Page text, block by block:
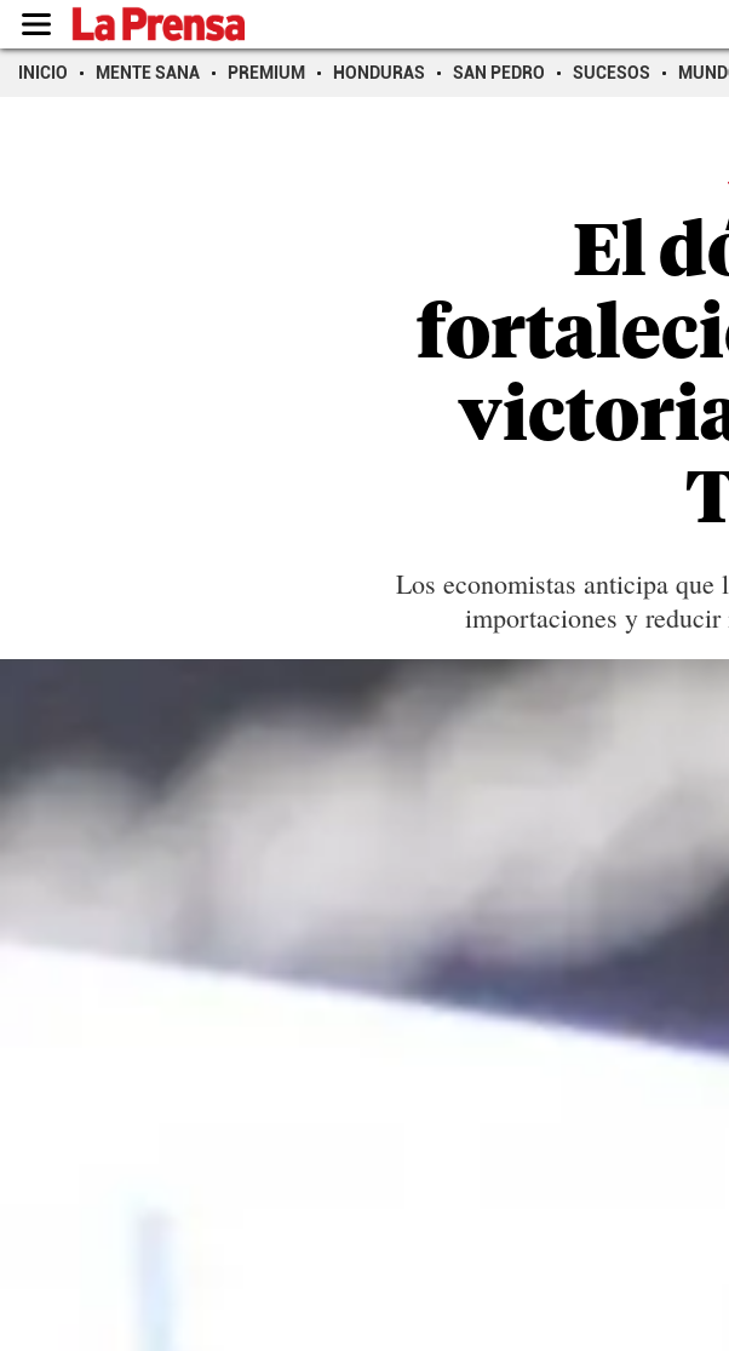
INICIO MENTE SANA PREMIUM HONDURAS SAN PEDRO SUCESOS
El
Los economistas anticipa que
importaciones y reducir